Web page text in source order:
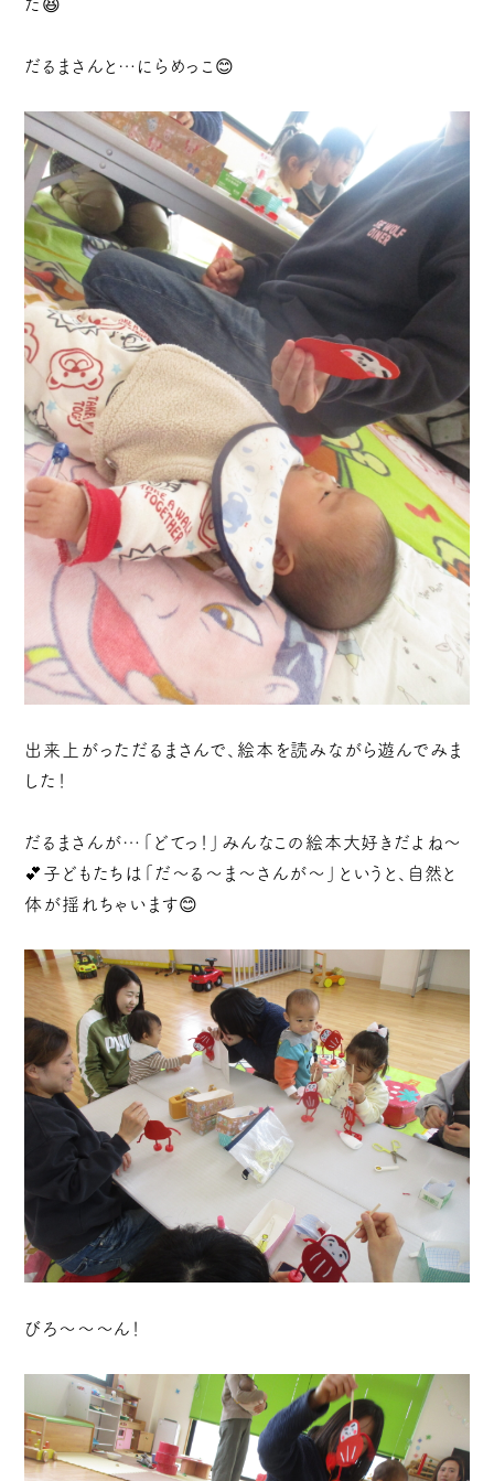
た😆
だるまさんと…にらめっこ😊
出来上がっただるまさんで、絵本を読みながら遊んでみま
した！
だるまさんが…「どてっ！」みんなこの絵本大好きだよね～
💕子どもたちは「だ～る～ま～さんが～」というと、自然と
体が揺れちゃいます😊
びろ～～～ん！